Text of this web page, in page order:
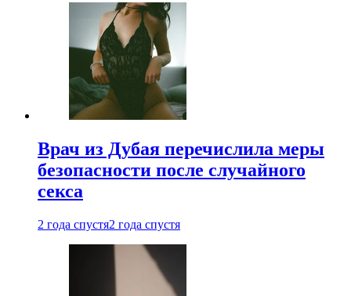
Врач из Дубая перечислила меры
безопасности после случайного
секса
2 года спустя2 года спустя